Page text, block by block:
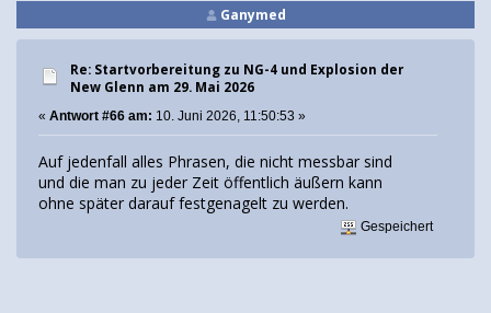
Ganymed
Re: Startvorbereitung zu NG-4 und Explosion der
New Glenn am 29. Mai 2026
« Antwort #66 am: 10. Juni 2026, 11:50:53 »
Auf jedenfall alles Phrasen, die nicht messbar sind
und die man zu jeder Zeit öffentlich äußern kann
ohne später darauf festgenagelt zu werden.
Gespeichert